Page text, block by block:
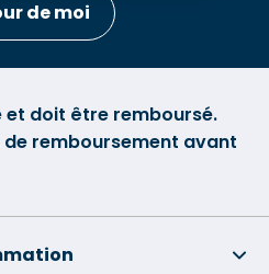
de moi
et doit être remboursé.
remboursement avant